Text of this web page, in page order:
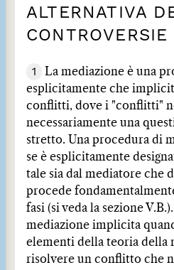
ALTERNATIVA
CONTROVERSIE
1
La mediazione è una
esplicitamente che
conflitti, dove i "conflitti"
necessariamente una
stretto. Una procedura di
se è esplicitamente
tale sia dal mediatore che
procede
fasi (si veda la sezione
mediazione implicita
elementi della teoria della
risolvere un conflitto che